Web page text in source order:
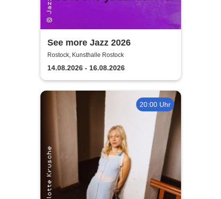
See more Jazz 2026
Rostock, Kunsthalle Rostock
14.08.2026 - 16.08.2026
20:00 Uhr